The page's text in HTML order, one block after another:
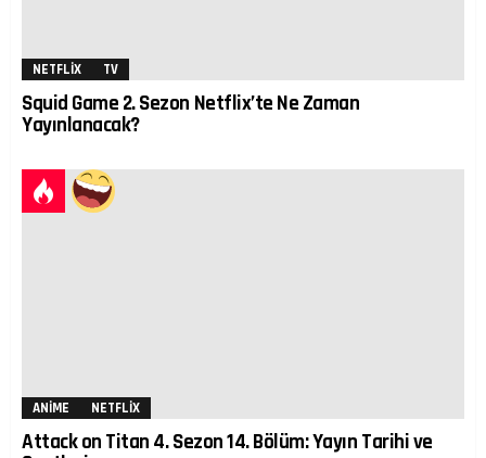
NETFLIX TV
Squid Game 2. Sezon Netflix’te Ne Zaman
Yayınlanacak?
ANIME NETFLIX
Attack on Titan 4. Sezon 14. Bölüm: Yayın Tarihi ve